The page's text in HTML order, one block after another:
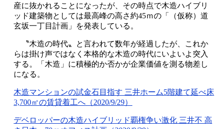
産に抜かれることになったが、その時点で木造ハイブリ
ッド建築物としては最高峰の高さ約45ｍの「（仮称）道
玄坂一丁目計画」を発表している。
〝木造の時代〟と言われて数年が経過したが、これか
らは掛け声ではなく本格的な木造の時代にいよいよ突入
する。「木造」に積極的か否かが企業価値を測る物差し
になる。
木造マンションの試金石目指す 三井ホーム5階建て延べ床
3,700㎡の賃貸着工へ（2020/9/29）
デベロッパーの木造ハイブリッド覇権争い激化 三井不 高